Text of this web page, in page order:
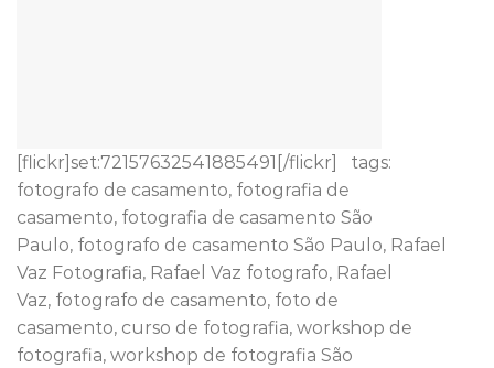
[flickr]set:72157632541885491[/flickr] tags:
fotografo de casamento, fotografia de
casamento, fotografia de casamento São
Paulo, fotografo de casamento São Paulo, Rafael
Vaz Fotografia, Rafael Vaz fotografo, Rafael
Vaz, fotografo de casamento, foto de
casamento, curso de fotografia, workshop de
fotografia, workshop de fotografia São